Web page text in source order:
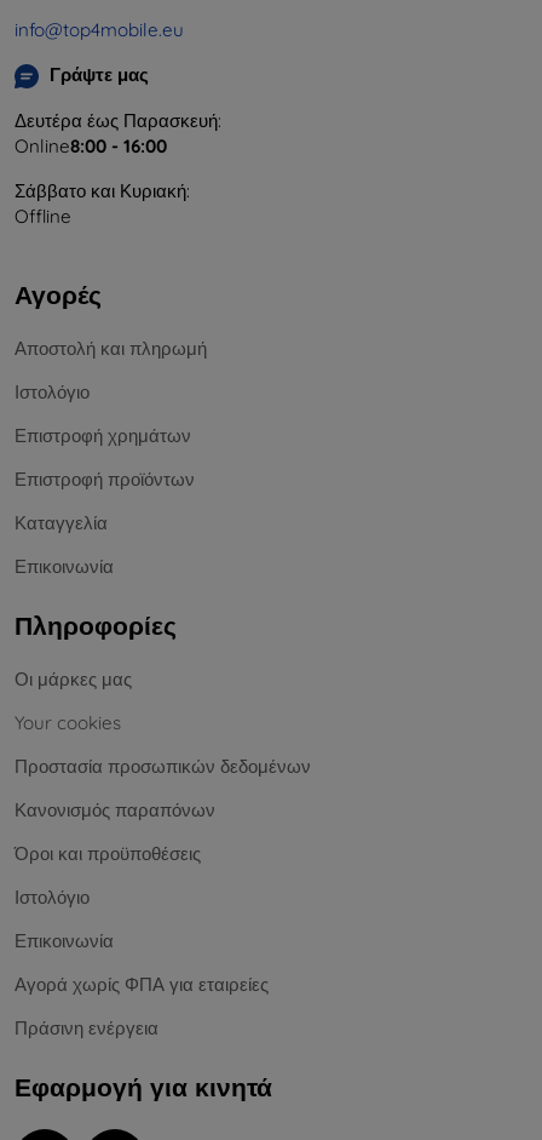
info@top4mobile.eu
Γράψτε μας
Δευτέρα έως Παρασκευή:
Online8:00 - 16:00
Σάββατο και Κυριακή:
Offline
Αγορές
Αποστολή και πληρωμή
Ιστολόγιο
Επιστροφή χρημάτων
Επιστροφή προϊόντων
Καταγγελία
Επικοινωνία
Πληροφορίες
Οι μάρκες μας
Your cookies
Προστασία προσωπικών δεδομένων
Κανονισμός παραπόνων
Όροι και προϋποθέσεις
Ιστολόγιο
Επικοινωνία
Αγορά χωρίς ΦΠΑ για εταιρείες
Πράσινη ενέργεια
Εφαρμογή για κινητά